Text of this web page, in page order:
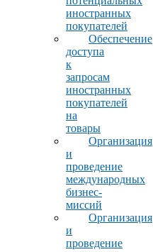
иностранных
покупателей
Обеспечение
доступа
к
запросам
иностранных
покупателей
на
товары
Организация
и
проведение
международных
бизнес-
миссий
Организация
и
проведение